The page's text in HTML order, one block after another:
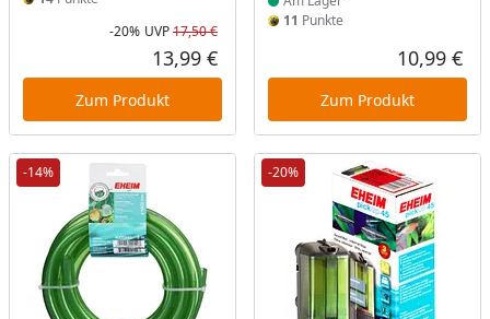
Rabatt in Prozent
-20%
Ursprünglicher Preis
UVP17,50 €
Aktueller Preis
13,99 €
Zum Produkt
11 Punkte
10,99 €
Zum Produkt
-14% -20%